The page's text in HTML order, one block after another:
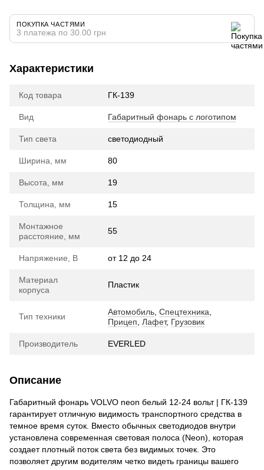
ПОКУПКА ЧАСТЯМИ
3 платежа по 30.00 грн
Характеристики
Код товара ГК-139
Вид Габаритный фонарь с логотипом
Тип света cветодиодный
Ширина, мм 80
Высота, мм 19
Толщина, мм 15
Монтажное
расстояние, мм
55
Напряжение, В от 12 до 24
Материал
корпуса
Пластик
Тип техники Автомобиль Спецтехника
Прицеп
Лафет, Грузовик
Производитель EVERLED
Описание
Габаритный фонарь VOLVO neon белый 12-24 вольт | ГК-139
гарантирует отличную видимость транспортного средства в
темное время суток. Вместо обычных светодиодов внутри
установлена современная световая полоса (Neon), которая
создает плотный поток света без видимых точек. Это
позволяет другим водителям четко видеть границы вашего